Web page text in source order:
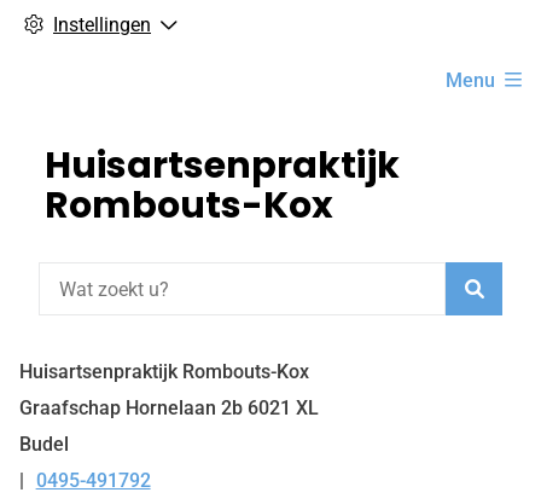
Instellingen
Menu
Huisartsenpraktijk
Rombouts-Kox
Huisartsenpraktijk Rombouts-Kox
Graafschap Hornelaan 2b 6021 XL
Budel
Tel:
0495-491792